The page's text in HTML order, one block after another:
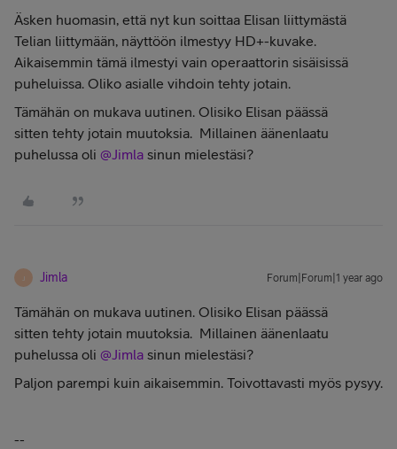
Äsken huomasin, että nyt kun soittaa Elisan liittymästä
Telian liittymään, näyttöön ilmestyy HD+-kuvake.
Aikaisemmin tämä ilmestyi vain operaattorin sisäisissä
puheluissa. Oliko asialle vihdoin tehty jotain.
Tämähän on mukava uutinen. Olisiko Elisan päässä
sitten tehty jotain muutoksia. Millainen äänenlaatu
puhelussa oli @Jimla sinun mielestäsi?
J Jimla Forum|Forum|1 year ago
Tämähän on mukava uutinen. Olisiko Elisan päässä
sitten tehty jotain muutoksia. Millainen äänenlaatu
puhelussa oli @Jimla sinun mielestäsi?
Paljon parempi kuin aikaisemmin. Toivottavasti myös pysyy.
--